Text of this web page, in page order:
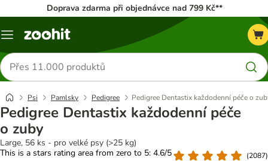
Doprava zdarma při objednávce nad 799 Kč**
Menu
Hledat
produkty
Psi Pamlsky Pedigree Pedigree Dentastix každodenní péče o
Pedigree Dentastix každodenní péče
o zuby
Large, 56 ks - pro velké psy (>25 kg)
This is a stars rating area from zero to 5: 4.6/5
(2087)